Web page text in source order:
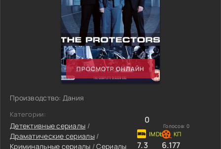
ПРОСМОТР ОНЛАЙН
Производство: Дания
Категории:
Детективные сериалы /
Драматические сериалы/
Криминальные сериалы /Сериалы
0
Голосов: 0
7.3 6.177